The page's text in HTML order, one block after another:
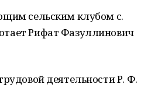
сельским клубом с.
Рифат Фазуллинович
деятельности Р. Ф.